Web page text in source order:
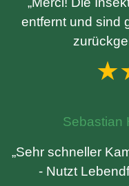
entfernt und sind
Sebastian
„Sehr schneller
- Nutzt